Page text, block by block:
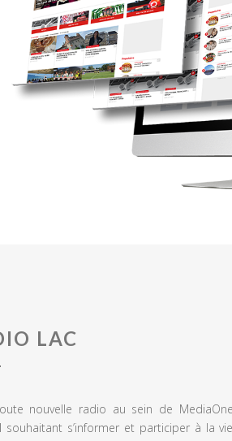
LAC
nouvelle radio au sein de
souhaitant s’informer et participer à la